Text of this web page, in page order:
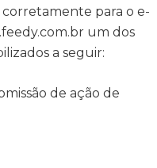
corretamente para o e-
um dos
a seguir:
de ação de